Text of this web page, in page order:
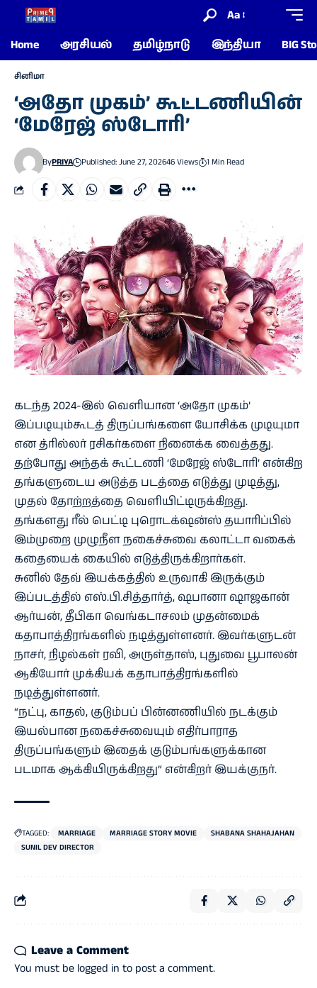
Aa
Home
அரசியல் தமிழ்நாடு இந்தியா BIG
சினிமா
‘அதோ முகம்’ கூட்டணியின்
‘மேரேஜ் ஸ்டோரி’
ByPRIYA Published: June 27, 202646 Views 1 Min Read
கடந்த 2024-இல் வெளியான ‘அதோ முகம்’
இப்படியும்கூடத் திருப்பங்களை யோசிக்க முடியுமா
என த்ரில்லர் ரசிகர்களை நினைக்க வைத்தது.
தற்போது அந்தக் கூட்டணி ‘மேரேஜ் ஸ்டோரி’ என்கிற
தங்களுடைய அடுத்த படத்தை எடுத்து முடித்து,
முதல் தோற்றத்தை வெளியிட்டிருக்கிறது.
தங்களது ரீல் பெட்டி புரொடக்‌ஷன்ஸ் தயாரிப்பில்
இம்முறை முழுநீள நகைச்சுவை கலாட்டா வகைக்
கதையைக் கையில் எடுத்திருக்கிறார்கள்.
சுனில் தேவ் இயக்கத்தில் உருவாகி இருக்கும்
இப்படத்தில் எஸ்.பி.சித்தார்த், ஷபானா ஷாஜகான்
ஆர்யன், தீபிகா வெங்கடாசலம் முதன்மைக்
கதாபாத்திரங்களில் நடித்துள்ளனர். இவர்களுடன்
நாசர், நிழல்கள் ரவி, அருள்தாஸ், புதுவை பூபாலன்
ஆகியோர் முக்கியக் கதாபாத்திரங்களில்
நடித்துள்ளனர்.
“நட்பு, காதல், குடும்பப் பின்னணியில் நடக்கும்
இயல்பான நகைச்சுவையும் எதிர்பாராத
திருப்பங்களும் இதைக் குடும்பங்களுக்கான
படமாக ஆக்கியிருக்கிறது” என்கிறர் இயக்குநர்.
TAGGED: MARRIAGE MARRIAGE STORY MOVIE
SHABANA SHAHAJAHAN
SUNIL DEV DIRECTOR
Leave a Comment
You must be logged in to post a comment.